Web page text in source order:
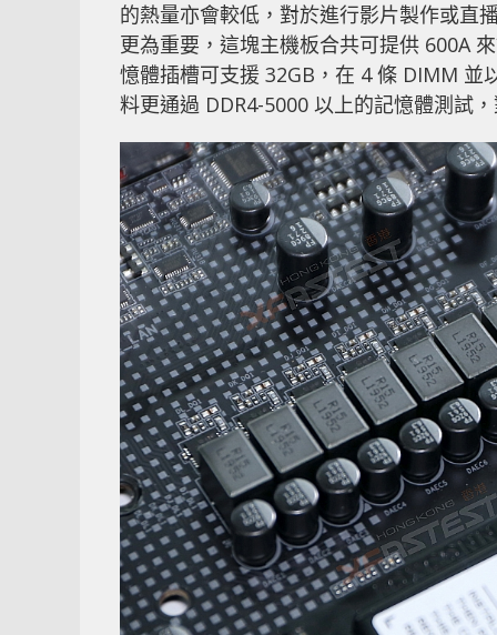
的熱量亦會較低，對於進行影片製作或直
更為重要，這塊主機板合共可提供 600A
憶體插槽可支援 32GB，在 4 條 DIMM 並
料更通過 DDR4-5000 以上的記憶體測試